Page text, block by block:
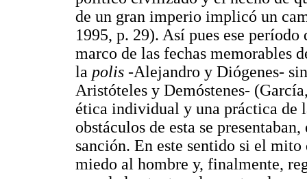
de un gran imperio implicó un
1995, p. 29). Así pues ese
marco de las fechas memorables
la polis -Alejandro y Diógenes-
Aristóteles y Demóstenes-
ética individual y una práctica de
obstáculos de esta se
sanción. En este sentido si el
miedo al hombre y, finalmente,